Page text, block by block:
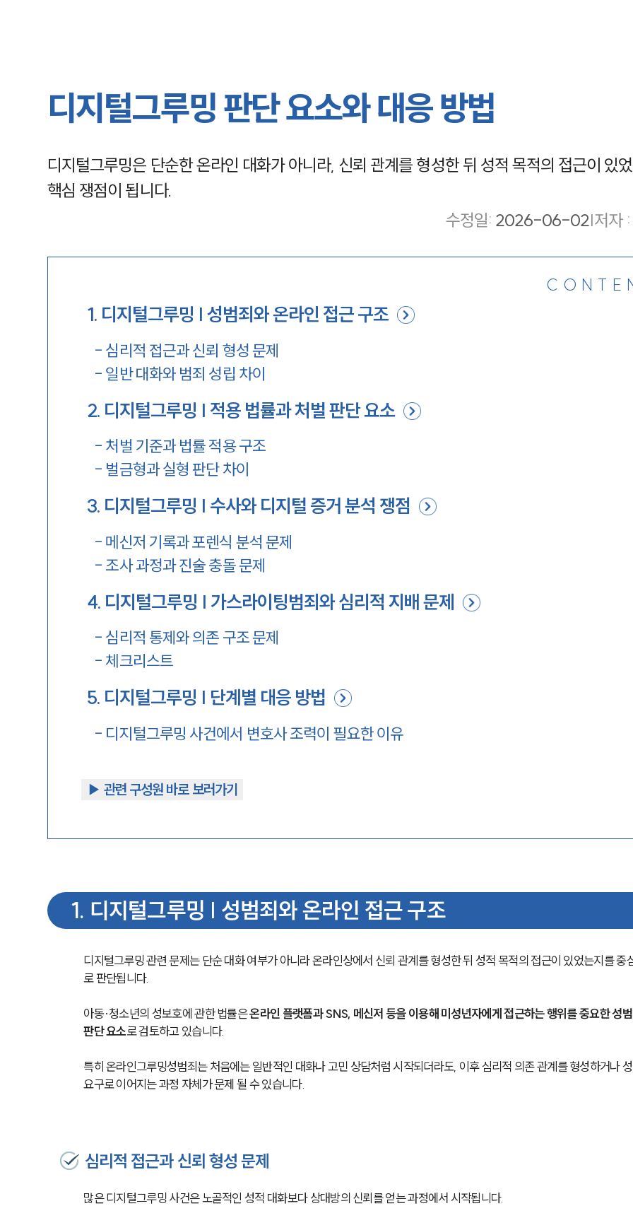
디지털그루밍 판단 요소와 대응 방법
디지털그루밍은 단순한 온라인 대화가 아니라, 신뢰 관계를 형성한 뒤 성적 목적의 접근이 있
핵심 쟁점이 됩니다.
수정일: 2026-06-02|저자 :
1. 디지털그루밍 | 성범죄와 온라인 접근 구조
- 심리적 접근과 신뢰 형성 문제
- 일반 대화와 범죄 성립 차이
2. 디지털그루밍 | 적용 법률과 처벌 판단 요소
- 처벌 기준과 법률 적용 구조
- 벌금형과 실형 판단 차이
3. 디지털그루밍 | 수사와 디지털 증거 분석 쟁점
- 메신저 기록과 포렌식 분석 문제
- 조사 과정과 진술 충돌 문제
4. 디지털그루밍 | 가스라이팅범죄와 심리적 지배 문제
- 심리적 통제와 의존 구조 문제
- 체크리스트
5. 디지털그루밍 | 단계별 대응 방법
- 디지털그루밍 사건에서 변호사 조력이 필요한 이유
▶︎ 관련 구성원 바로 보러가기
1. 디지털그루밍 | 성범죄와 온라인 접근 구조
디지털그루밍 관련 문제는 단순 대화 여부가 아니라 온라인상에서 신뢰 관계를 형성한 뒤 성적 목적의 접근이 있었는지를 중
로 판단됩니다.
아동·청소년의 성보호에 관한 법률은 온라인 플랫폼과 SNS, 메신저 등을 이용해 미성년자에게 접근하는 행위를 중요한 성
판단 요소로 검토하고 있습니다.
특히 온라인그루밍성범죄는 처음에는 일반적인 대화나 고민 상담처럼 시작되더라도, 이후 심리적 의존 관계를 형성하거나
요구로 이어지는 과정 자체가 문제 될 수 있습니다.
심리적 접근과 신뢰 형성 문제
많은 디지털그루밍 사건은 노골적인 성적 대화보다 상대방의 신뢰를 얻는 과정에서 시작됩니다.